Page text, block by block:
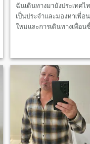
ฉันเดินทางมายังประเทศไ
เป็นประจำและมองหาเพื่อน
ใหม่และการเดินทางเพื่อน